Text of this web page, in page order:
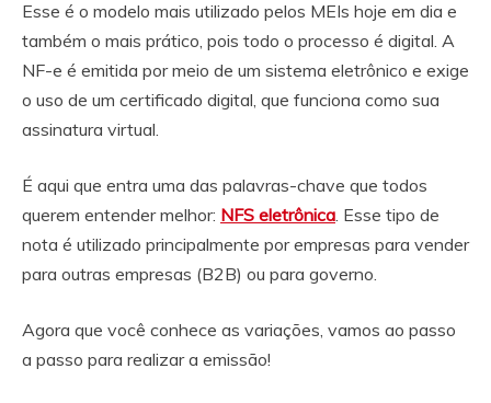
Esse é o modelo mais utilizado pelos MEIs hoje em dia e
também o mais prático, pois todo o processo é digital. A
NF-e é emitida por meio de um sistema eletrônico e exige
o uso de um certificado digital, que funciona como sua
assinatura virtual.
É aqui que entra uma das palavras-chave que todos
querem entender melhor: NFS eletrônica. Esse tipo de
nota é utilizado principalmente por empresas para vender
para outras empresas (B2B) ou para governo.
Agora que você conhece as variações, vamos ao passo
a passo para realizar a emissão!